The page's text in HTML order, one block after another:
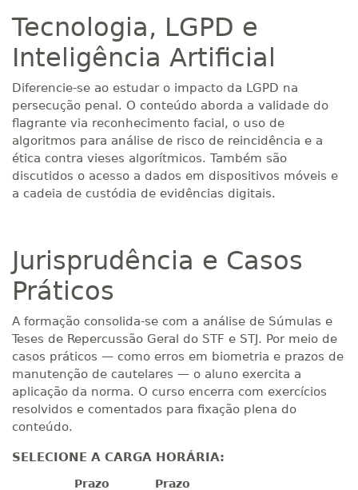
Tecnologia, LGPD e
Inteligência Artificial
Diferencie-se ao estudar o impacto da LGPD na
persecução penal. O conteúdo aborda a validade do
flagrante via reconhecimento facial, o uso de
algoritmos para análise de risco de reincidência e a
ética contra vieses algorítmicos. Também são
discutidos o acesso a dados em dispositivos móveis e
a cadeia de custódia de evidências digitais.
Jurisprudência e Casos
Práticos
A formação consolida-se com a análise de Súmulas e
Teses de Repercussão Geral do STF e STJ. Por meio de
casos práticos — como erros em biometria e prazos de
manutenção de cautelares — o aluno exercita a
aplicação da norma. O curso encerra com exercícios
resolvidos e comentados para fixação plena do
conteúdo.
SELECIONE A CARGA HORÁRIA:
Prazo
Prazo